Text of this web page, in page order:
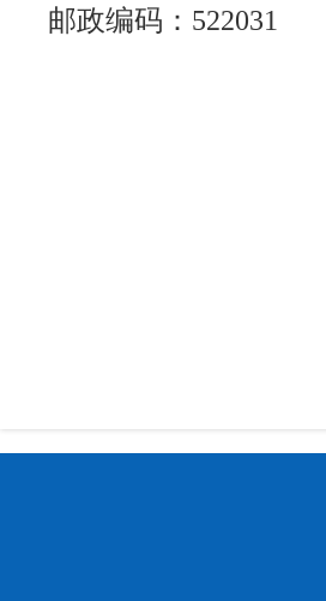
邮政编码：522031